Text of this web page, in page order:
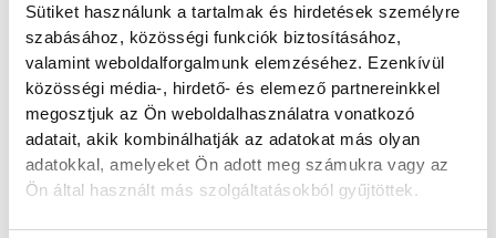
Sütiket használunk a tartalmak és hirdetések személyre
szabásához, közösségi funkciók biztosításához,
valamint weboldalforgalmunk elemzéséhez. Ezenkívül
közösségi média-, hirdető- és elemező partnereinkkel
megosztjuk az Ön weboldalhasználatra vonatkozó
adatait, akik kombinálhatják az adatokat más olyan
adatokkal, amelyeket Ön adott meg számukra vagy az
Ön által használt más szolgáltatásokból gyűjtöttek.
együttműködést és a jó kapcsolatot, de
talán az állampolgárok felkészültsége és
hazaszeretete az, ami a legfontosabb. „Mi
itt a Pannon Egyetemen kötelességünknek
tartjuk tehát, hogy a rendelkezésre álló
eszközeinkkel támogassuk a magyar
honvédség és ezáltal Magyarország ügyét,